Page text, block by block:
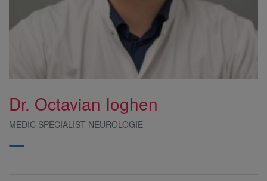
Dr. Octavian Ioghen
MEDIC SPECIALIST NEUROLOGIE